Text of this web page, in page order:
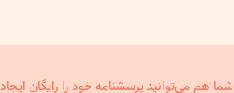
شما هم می‌توانید پرسشنامه خود را رایگان ایجاد